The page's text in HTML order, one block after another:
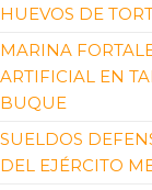
HUEVOS DE
MARINA
ARTIFICIAL EN
BUQUE
SUELDOS
DEL EJÉRCITO